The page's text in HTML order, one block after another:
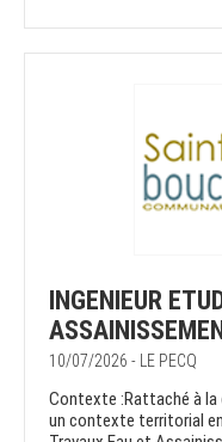
INGENIEUR
10/07/2026 - LE PECQ
Contexte :Rattaché à la
un contexte territorial